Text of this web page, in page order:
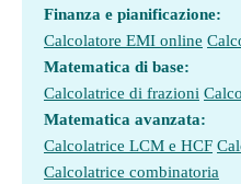
Finanza e pianificazione:
Calcolatore EMI online
Matematica di base:
Calcolatrice di frazioni
Matematica avanzata:
Calcolatrice LCM e HCF
Calcolatrice combinatoria